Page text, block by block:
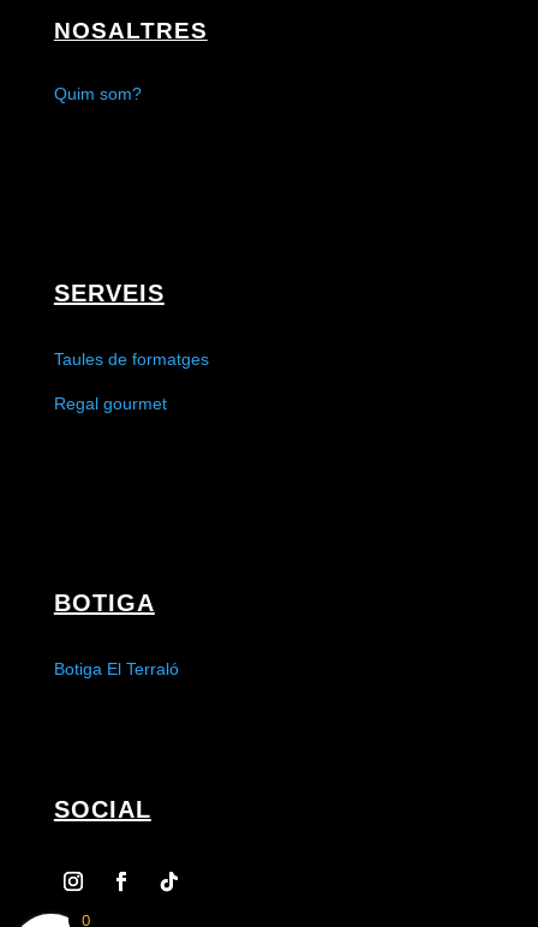
NOSALTRES
Quim som?
SERVEIS
Taules de formatges
Regal gourmet
BOTIGA
Botiga El Terraló
SOCIAL
0